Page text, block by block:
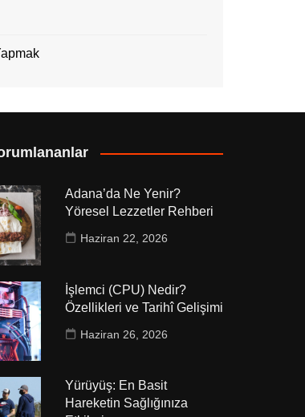
Adana’da Ne Yenir?
Yöresel Lezzetler Rehberi
Haziran 22, 2026
İşlemci (CPU) Nedir?
Özellikleri ve Tarihî Gelişimi
Haziran 26, 2026
Yürüyüş: En Basit
Hareketin Sağlığınıza